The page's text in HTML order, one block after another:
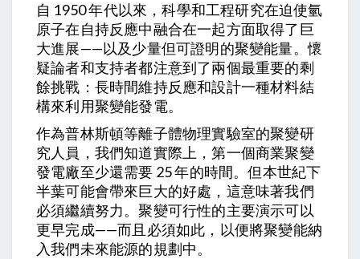
自 1950 年代以來，科學和工程研究在迫使氫
原子在自持反應中融合在一起方面取得了巨
大進展——以及少量但可證明的聚變能量。懷
疑論者和支持者都注意到了兩個最重要的剩
餘挑戰：長時間維持反應和設計一種材料結
構來利用聚變能發電。
作為普林斯頓等離子體物理實驗室的聚變研
究人員，我們知道實際上，第一個商業聚變
發電廠至少還需要 25 年的時間。但本世紀下
半葉可能會帶來巨大的好處，這意味著我們
必須繼續努力。聚變可行性的主要演示可以
更早完成——而且必須如此，以便將聚變能納
入我們未來能源的規劃中。